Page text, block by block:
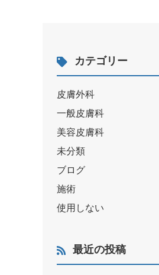
カテゴリー
皮膚外科
一般皮膚科
美容皮膚科
未分類
ブログ
施術
使用しない
最近の投稿